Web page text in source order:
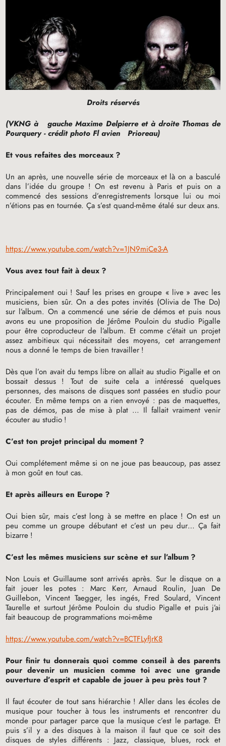
Droits réservés
(VKNG à
gauche Maxime Delpierre et à droite Thomas de
Pourquery - crédit photo Flavien
Prioreau)
Et vous refaites des morceaux ?
Un an après, une nouvelle série de morceaux et là on a basculé
dans l’idée du groupe ! On est revenu à Paris et puis on a
commencé des sessions d’enregistrements lorsque lui ou moi
n’étions pas en tournée. Ça s’est quand-même étalé sur deux ans.
https://www.youtube.com/watch?v=1JN9miCe3-A
Vous avez tout fait à deux ?
Principalement oui ! Sauf les prises en groupe « live » avec les
musiciens, bien sûr. On a des potes invités (Olivia de The Do)
sur l’album. On a commencé une série de démos et puis nous
avons eu une proposition de Jérôme Pouloin du studio Pigalle
pour être coproducteur de l’album. Et comme c’était un projet
assez ambitieux qui nécessitait des moyens, cet arrangement
nous a donné le temps de bien travailler !
Dès que l’on avait du temps libre on allait au studio Pigalle et on
bossait dessus ! Tout de suite cela a intéressé quelques
personnes, des maisons de disques sont passées en studio pour
écouter. En même temps on a rien envoyé : pas de maquettes,
pas de démos, pas de mise à plat … Il fallait vraiment venir
écouter au studio !
C’est ton projet principal du moment ?
Oui complétement même si on ne joue pas beaucoup, pas assez
à mon goût en tout cas.
Et après ailleurs en Europe ?
Oui bien sûr, mais c’est long à se mettre en place ! On est un
peu comme un groupe débutant et c’est un peu dur… Ça fait
bizarre !
C’est les mêmes musiciens sur scène et sur l’album ?
Non Louis et Guillaume sont arrivés après. Sur le disque on a
fait jouer les potes : Marc Kerr, Arnaud Roulin, Juan De
Guillebon, Vincent Taegger, les ingés, Fred Soulard, Vincent
Taurelle et surtout Jérôme Pouloin du studio Pigalle et puis j’ai
fait beaucoup de programmations moi-même
https://www.youtube.com/watch?v=BCTFLyfJrK8
Pour finir tu donnerais quoi comme conseil à des parents
pour devenir un musicien comme toi avec une grande
ouverture d’esprit et capable de jouer à peu près tout ?
Il faut écouter de tout sans hiérarchie ! Aller dans les écoles de
musique pour toucher à tous les instruments et rencontrer du
monde pour partager parce que la musique c’est le partage. Et
puis s’il y a des disques à la maison il faut que ce soit des
disques de styles différents : Jazz, classique, blues, rock et